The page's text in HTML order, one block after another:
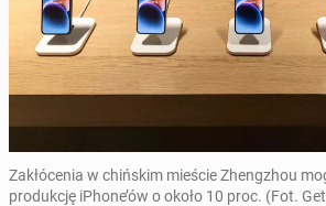
Zakłócenia w chińskim mieście Zhengzhou
produkcję iPhone’ów o około 10 proc. (Fot.